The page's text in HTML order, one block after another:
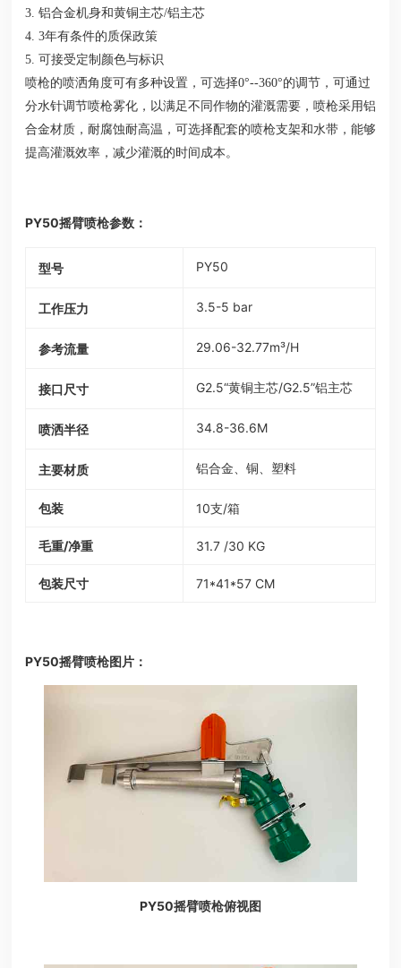
3. 铝合金机身和黄铜主芯/铝主芯
4. 3年有条件的质保政策
5. 可接受定制颜色与标识
喷枪的喷洒角度可有多种设置，可选择0°--360°的调节，可通过
分水针调节喷枪雾化，以满足不同作物的灌溉需要，喷枪采用铝
合金材质，耐腐蚀耐高温，可选择配套的喷枪支架和水带，能够
提高灌溉效率，减少灌溉的时间成本。
PY50摇臂喷枪参数：
型号 PY50
工作压力 3.5-5 bar
参考流量 29.06-32.77m³/H
接口尺寸 G2.5“黄铜主芯/G2.5”铝主芯
喷洒半径 34.8-36.6M
主要材质 铝合金、铜、塑料
包装 10支/箱
毛重/净重 31.7 /30 KG
包装尺寸 71*41*57 CM
PY50摇臂喷枪图片：
PY50摇臂喷枪俯视图